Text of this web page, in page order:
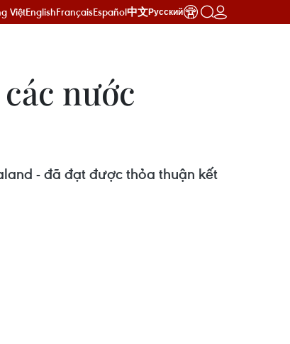
ViệtEnglishFrançaisEspañol中文Русский
nước
- đã đạt được thỏa thuận kết